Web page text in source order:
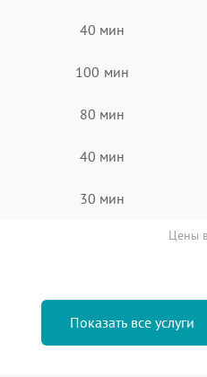
40 мин
100 мин
80 мин
40 мин
30 мин
Цены
Показать все услуги